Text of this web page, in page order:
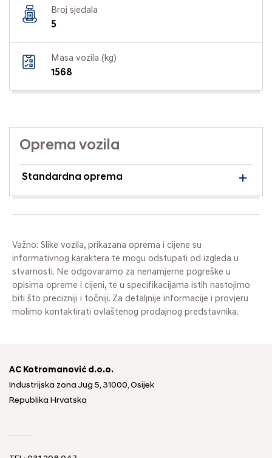
Broj sjedala
5
Masa vozila (kg)
1568
Oprema vozila
Standardna oprema
Važno: Slike vozila, prikazana oprema i cijene su
informativnog karaktera te mogu odstupati od izgleda u
stvarnosti. Ne odgovaramo za nenamjerne pogreške u
opisima opreme i cijeni, te u specifikacijama istih nastojimo
biti što precizniji i točniji. Za detaljnije informacije i provjeru
molimo kontaktirati ovlaštenog prodajnog predstavnika.
AC Kotromanović d.o.o.
Industrijska zona Jug 5, 31000, Osijek
Republika Hrvatska